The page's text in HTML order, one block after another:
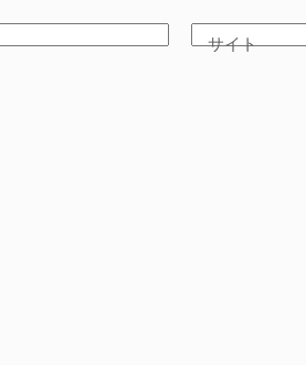
サイト